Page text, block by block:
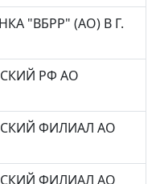
"ВБРР" (АО) В Г.
РФ АО
ФИЛИАЛ АО
ФИЛИАЛ АО